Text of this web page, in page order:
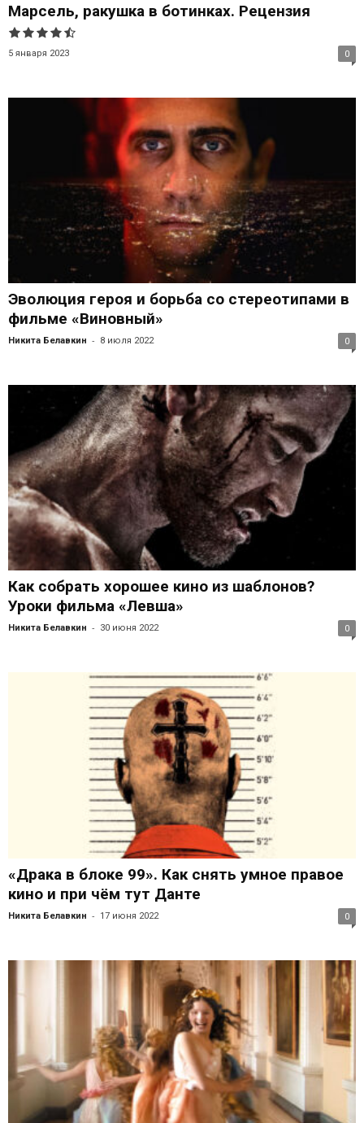
Марсель, ракушка в ботинках. Рецензия
5 января 2023 0
Эволюция героя и борьба со стереотипами в
фильме «Виновный»
Никита Белавкин - 8 июля 2022 0
Как собрать хорошее кино из шаблонов?
Уроки фильма «Левша»
Никита Белавкин - 30 июня 2022 0
«Драка в блоке 99». Как снять умное правое
кино и при чём тут Данте
Никита Белавкин - 17 июня 2022 0